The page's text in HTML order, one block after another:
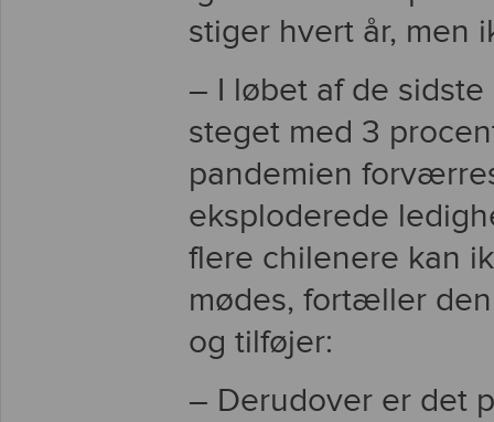
stiger hvert år, men
– I løbet af de
steget med 3
pandemien
eksploderede
flere chilenere kan
mødes, fortæller
og tilføjer:
– Derudover er det